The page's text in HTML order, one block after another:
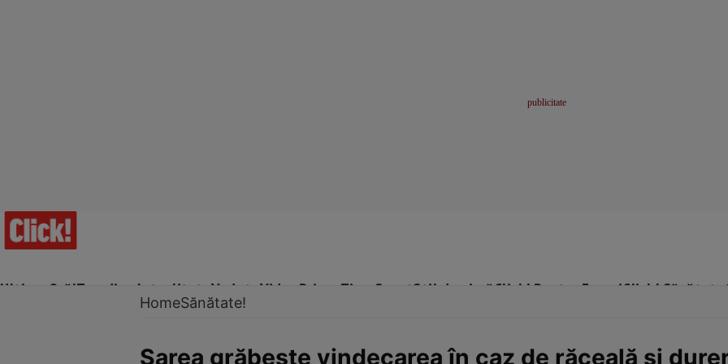
Ultima Oră!Trending Actualitate Vedete Video Prime Time SportStil de viațăClick! Pentru FemeiClick! Sănătate
HomeSănătate!
Sarea grăbeşte vindecarea în caz de răceală şi